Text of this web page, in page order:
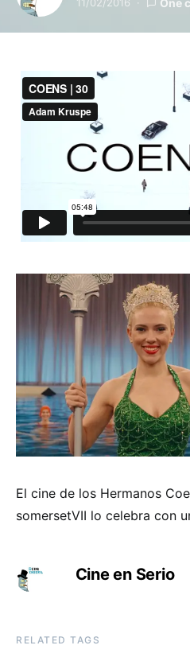
One
El cine de los Hermanos
somersetVII lo celebra con
Cine en Serio
RELATED TAGS